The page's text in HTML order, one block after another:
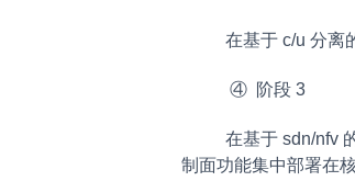
在基于 c/u 分离
④ 阶段 3
在基于 sdn/nfv
制面功能集中部署在